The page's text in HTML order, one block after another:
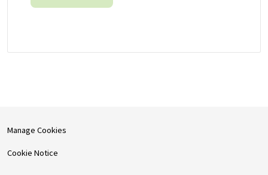
Manage Cookies
Cookie Notice